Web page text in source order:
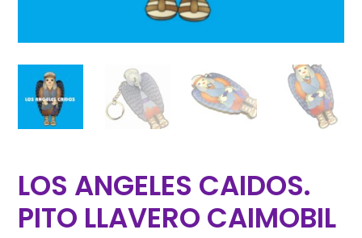
LOS ANGELES CAIDOS.
PITO LLAVERO CAIMOBIL